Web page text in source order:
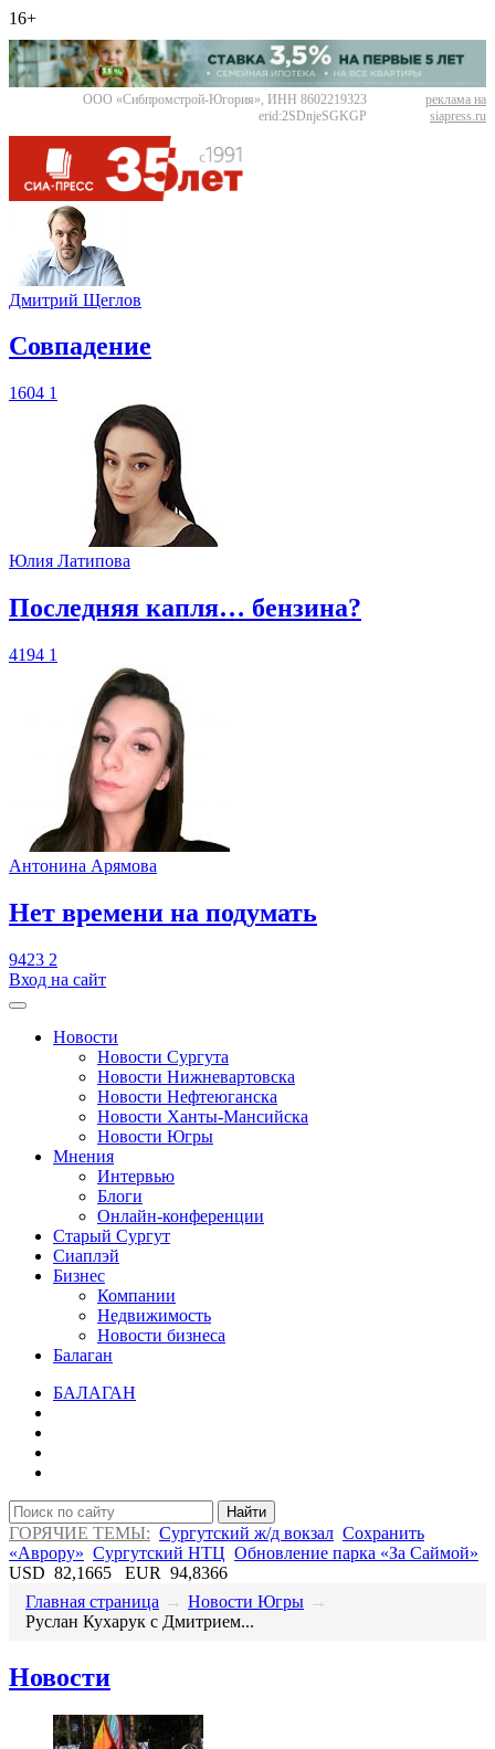
16+
ООО «Сибпромстрой-Югория», ИНН 8602219323
erid:2SDnjeSGKGP
реклама на
siapress.ru
Дмитрий Щеглов
​Совпадение
1604 1
Юлия Латипова
​Последняя капля… бензина?
4194 1
Антонина Арямова
​Нет времени на подумать
9423 2
Вход на сайт
Новости
Новости Сургута
Новости Нижневартовска
Новости Нефтеюганска
Новости Ханты-Мансийска
Новости Югры
Мнения
Интервью
Блоги
Онлайн-конференции
Старый Сургут
Сиаплэй
Бизнес
Компании
Недвижимость
Новости бизнеса
Балаган
БАЛАГАН
Найти
ГОРЯЧИЕ ТЕМЫ: Сургутский ж/д вокзал Сохранить
«Аврору» Сургутский НТЦ Обновление парка «За Саймой»
USD 82,1665 EUR 94,8366
Главная страница → Новости Югры →
​Руслан Кухарук с Дмитрием...
Новости